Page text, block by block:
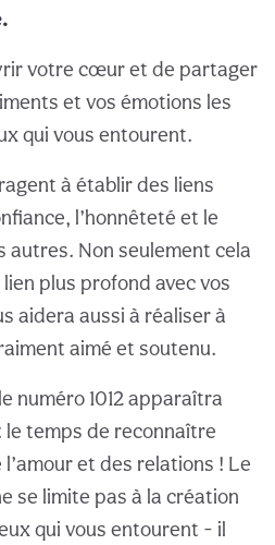
votre cœur et de partager
et vos émotions les
qui vous entourent.
à établir des liens
l’honnêteté et le
autres. Non seulement cela
plus profond avec vos
aidera aussi à réaliser à
aimé et soutenu.
numéro 1012 apparaîtra
temps de reconnaître
et des relations ! Le
se limite pas à la création
qui vous entourent - il